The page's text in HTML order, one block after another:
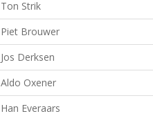
Ton Strik
Piet Brouwer
Jos Derksen
Aldo Oxener
Han Everaars